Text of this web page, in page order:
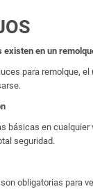
existen en un
para remolque,
básicas en cualquier
seguridad.
obligatorias para